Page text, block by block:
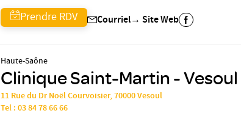
Prendre RDV Courriel→ Site Web
Haute-Saône
Clinique Saint-Martin - Vesoul
11 Rue du Dr Noël Courvoisier, 70000 Vesoul
Tel :03 84 78 66 66